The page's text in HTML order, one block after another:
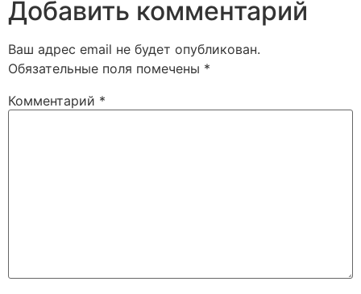
Добавить комментарий
Ваш адрес email не будет опубликован.
Обязательные поля помечены *
Комментарий *